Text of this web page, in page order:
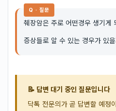
Q · 질문
췌장암은 주로 어떤경우 생기게
증상들로 알 수 있는 경우가 있
📝 답변 대기 중인 질문입니다
닥톡 전문의가 곧 답변할 예정